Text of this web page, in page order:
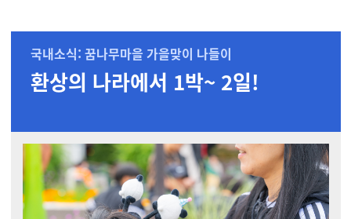
국내소식: 꿈나무마을 가을맞이 나들이
환상의 나라에서 1박~ 2일!